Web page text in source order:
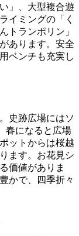
」、大型複合遊
イミングの「く
トランポリン」
あります。安全
ベンチも充実し
史跡広場にはソ
春になると広場
ットからは桜越
ます。お花見シ
価値がありま
かで、四季折々